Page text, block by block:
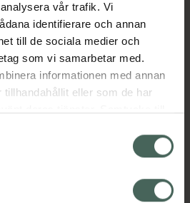
vår trafik. Vi
identifierare och annan
till de sociala medier och
som vi samarbetar med.
informationen med annan
eller som de har
webbplatsens
återkallat samtycke påverkar inte
som skett innan återkallelsen.
Dölj
för dig. Du hittar oss från Skåne i
online i mobilen och på